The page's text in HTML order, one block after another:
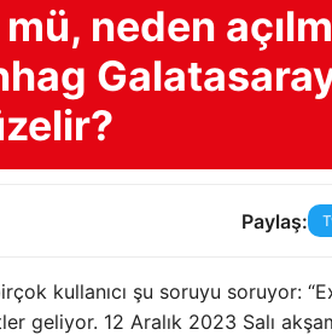
neden
Galatasaray
Paylaş:
kullanıcı şu soruyu soruyor:
geliyor. 12 Aralık 2023 Salı